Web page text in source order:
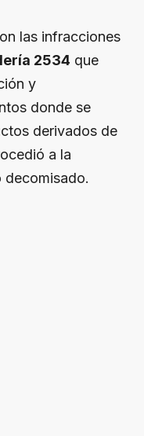
las infracciones
2534 que
y
donde se
derivados de
a la